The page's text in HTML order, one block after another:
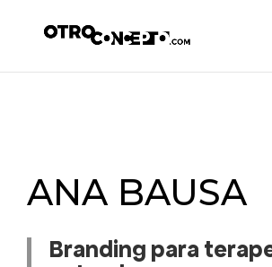
ANA BAUSA
Branding para